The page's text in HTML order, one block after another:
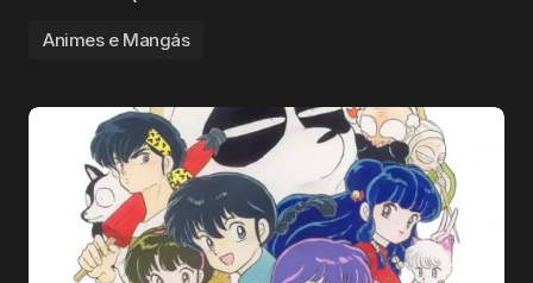
Animes e Mangás